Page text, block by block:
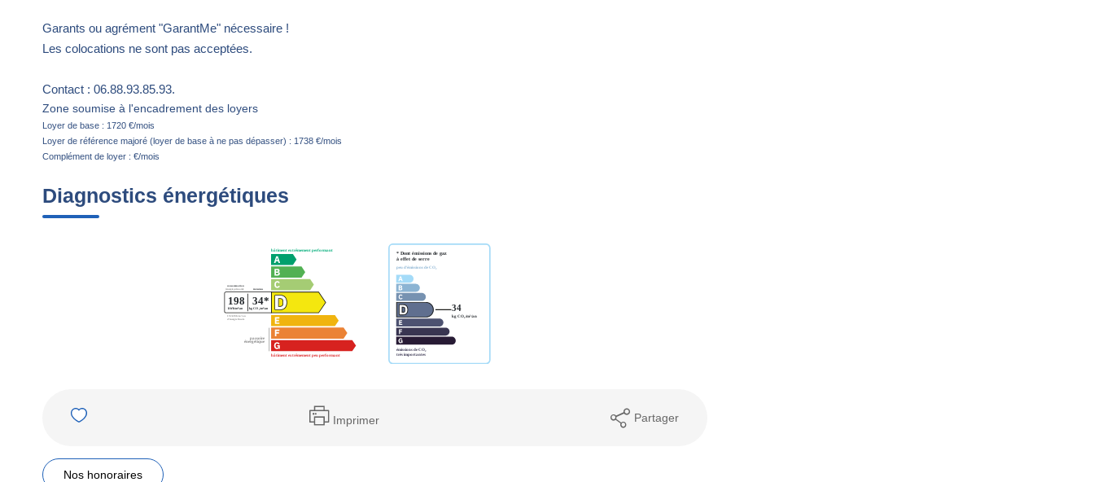
Garants ou agrément "GarantMe" nécessaire !
Les colocations ne sont pas acceptées.
Contact : 06.88.93.85.93.
Zone soumise à l'encadrement des loyers
Loyer de base : 1720 €/mois
Loyer de référence majoré (loyer de base à ne pas dépasser) : 1738 €/mois
Complément de loyer : €/mois
Diagnostics énergétiques
Imprimer Partager
Nos honoraires